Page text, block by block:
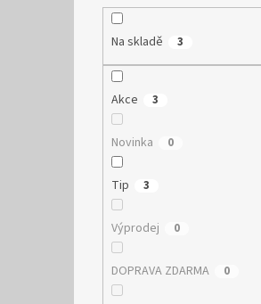
Na skladě 3
Akce 3
Novinka 0
Tip 3
Výprodej 0
DOPRAVA ZDARMA 0